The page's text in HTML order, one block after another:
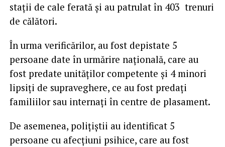
stații de cale ferată şi au patrulat în 403 trenuri
de călători.
În urma verificărilor, au fost depistate 5
persoane date în urmărire națională, care au
fost predate unităților competente și 4 minori
lipsiți de supraveghere, ce au fost predați
familiilor sau internați în centre de plasament.
De asemenea, polițiștii au identificat 5
persoane cu afecțiuni psihice, care au fost